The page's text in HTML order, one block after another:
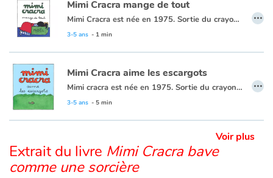
Coups de coeurMimi Cracra mange de tout
Mimi Cracra est née en 1975. Sortie du crayon d’Agnès Rosenstiehl pour le magazine “Pomme d’api”, cette petite fille aux joues roses et cheveux bruns à laquelle il est facile de s’identifier nous entraîne avec humour dans ses aventures quotidiennes.
3-5 ans - 1 min
…
Mimi Cracra aime les escargots
Mimi cracra est née en 1975. Sortie du crayon d’Agnès Rosenstiehl pour le magazine “Pomme d’api”, cette petite fille aux joues roses et cheveux bruns à laquelle il est facile de s’identifier nous entraîne avec humour dans ses aventures quotidiennes.
3-5 ans - 5 min
…
Voir plus
Extrait du livre Mimi Cracra bave
comme une sorcière